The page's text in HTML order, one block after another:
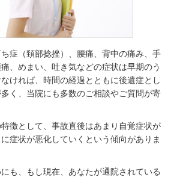
症（頚部捻挫）、腰痛、背中の痛み、手
、めまい、吐き気などの症状は早期のう
ければ、時間の経過とともに後遺症とし
く、当院にも多数のご相談やご質問が寄
徴として、事故直後はあまり自覚症状が
症状が悪化していくという傾向がありま
も、もし現在、あなたが通院されている